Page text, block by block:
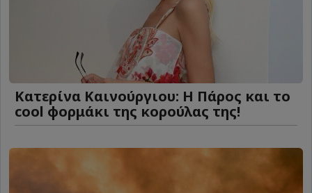
Κατερίνα Καινούργιου: Η Πάρος και το
cool φορμάκι της κορούλας της!